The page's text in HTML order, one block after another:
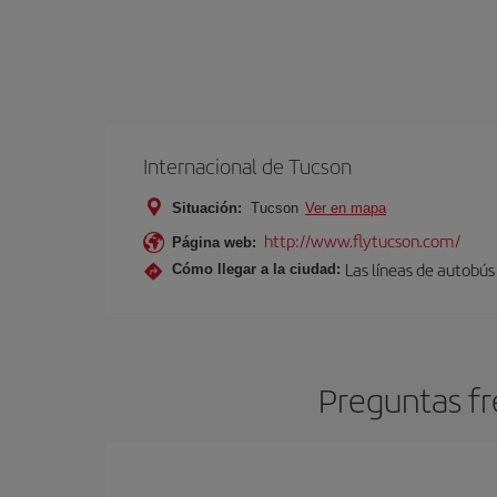
Internacional de Tucson
Situación: Tucson Ver en mapa
Página web: http://www.flytucson.com/
Cómo llegar a la ciudad: Las líneas de
Preguntas